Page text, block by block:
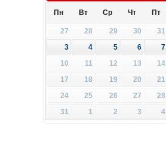
Пн Вт Ср Чт Пт
27 28 29 30 31
3
4 5 6 7
10
11 12 13 14
17
18 19 20 21
24
25 26 27 28
31
1 2 3 4